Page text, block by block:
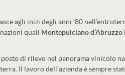
agli inizi degli anni ’80
quali Montepulciano d’Abruzzo
di rilevo nel panorama vinicolo
Il lavoro dell’azienda è sempre